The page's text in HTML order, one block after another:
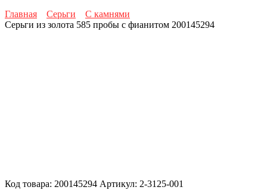
Главная
Серьги
С камнями
Серьги из золота 585 пробы с фианитом 200145294
Код товара: 200145294 Артикул: 2-3125-001